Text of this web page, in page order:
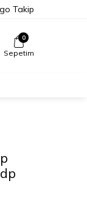
Takip
0
Sepetim